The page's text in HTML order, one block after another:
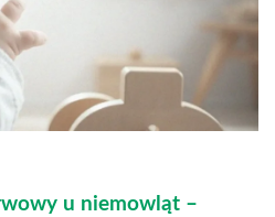
u niemowląt –